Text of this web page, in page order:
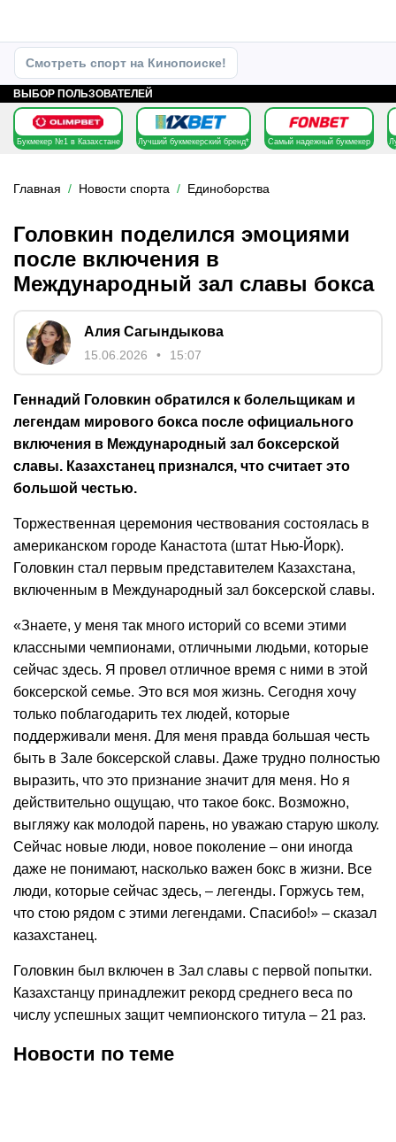
Смотреть спорт на Кинопоиске!
ВЫБОР ПОЛЬЗОВАТЕЛЕЙ
Букмекер №1 в Казахстане Лучший букмекерский бренд* Самый надежный букмекер
Главная Новости спорта Единоборства
Головкин поделился эмоциями
после включения в
Международный зал славы бокса
Алия Сагындыкова
15.06.2026 15:07
Геннадий Головкин обратился к болельщикам и
легендам мирового бокса после официального
включения в Международный зал боксерской
славы. Казахстанец признался, что считает это
большой честью.
Торжественная церемония чествования состоялась в
американском городе Канастота (штат Нью-Йорк).
Головкин стал первым представителем Казахстана,
включенным в Международный зал боксерской славы.
«Знаете, у меня так много историй со всеми этими
классными чемпионами, отличными людьми, которые
сейчас здесь. Я провел отличное время с ними в этой
боксерской семье. Это вся моя жизнь. Сегодня хочу
только поблагодарить тех людей, которые
поддерживали меня. Для меня правда большая честь
быть в Зале боксерской славы. Даже трудно полностью
выразить, что это признание значит для меня. Но я
действительно ощущаю, что такое бокс. Возможно,
выгляжу как молодой парень, но уважаю старую школу.
Сейчас новые люди, новое поколение – они иногда
даже не понимают, насколько важен бокс в жизни. Все
люди, которые сейчас здесь, – легенды. Горжусь тем,
что стою рядом с этими легендами. Спасибо!» – сказал
казахстанец.
Головкин был включен в Зал славы с первой попытки.
Казахстанцу принадлежит рекорд среднего веса по
числу успешных защит чемпионского титула – 21 раз.
Новости по теме